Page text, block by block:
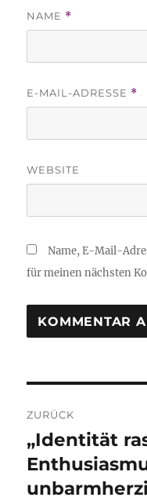
NAME *
E-MAIL-ADRESSE *
WEBSITE
Name, E-Mail-
für meinen nächsten
ZURÜCK
Vorheriger
Beitrag:
„Identität